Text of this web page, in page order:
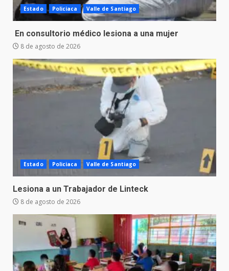
Estado Policiaca Valle de Santiago
En consultorio médico lesiona a una mujer
8 de agosto de 2026
Estado Policiaca Valle de Santiago
Lesiona a un Trabajador de Linteck
8 de agosto de 2026